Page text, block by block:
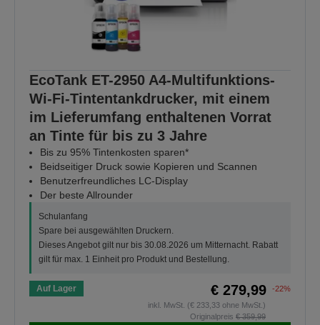
EcoTank ET-2950 A4-Multifunktions-
Wi-Fi-Tintentankdrucker, mit einem
im Lieferumfang enthaltenen Vorrat
an Tinte für bis zu 3 Jahre
Bis zu 95% Tintenkosten sparen*
Beidseitiger Druck sowie Kopieren und Scannen
Benutzerfreundliches LC-Display
Der beste Allrounder
Schulanfang
Spare bei ausgewählten Druckern.
Dieses Angebot gilt nur bis 30.08.2026 um Mitternacht. Rabatt
gilt für max. 1 Einheit pro Produkt und Bestellung.
Auf Lager € 279,99
-22%
inkl. MwSt. (€ 233,33 ohne MwSt.)
Originalpreis € 359,99